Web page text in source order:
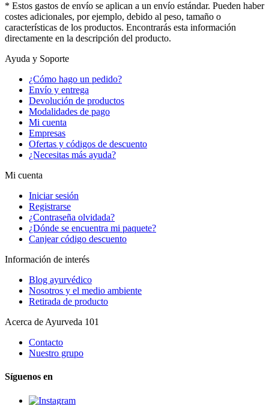
* Estos gastos de envío se aplican a un envío estándar. Pueden haber
costes adicionales, por ejemplo, debido al peso, tamaño o
características de los productos. Encontrarás esta información
directamente en la descripción del producto.
Ayuda y Soporte
¿Cómo hago un pedido?
Envío y entrega
Devolución de productos
Modalidades de pago
Mi cuenta
Empresas
Ofertas y códigos de descuento
¿Necesitas más ayuda?
Mi cuenta
Iniciar sesión
Registrarse
¿Contraseña olvidada?
¿Dónde se encuentra mi paquete?
Canjear código descuento
Información de interés
Blog ayurvédico
Nosotros y el medio ambiente
Retirada de producto
Acerca de Ayurveda 101
Contacto
Nuestro grupo
Síguenos en